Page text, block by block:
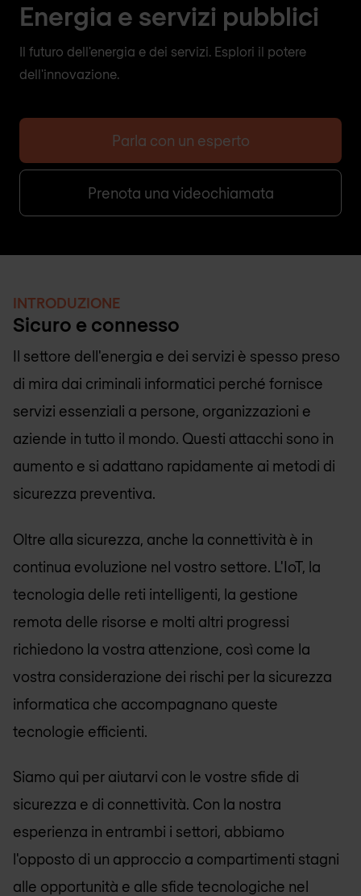
Energia e servizi pubblici
Il futuro dell'energia e dei servizi. Esplori il potere
dell'innovazione.
Parla con un esperto
Prenota una videochiamata
INTRODUZIONE
Sicuro e connesso
Il settore dell'energia e dei servizi è spesso preso
di mira dai criminali informatici perché fornisce
servizi essenziali a persone, organizzazioni e
aziende in tutto il mondo. Questi attacchi sono in
aumento e si adattano rapidamente ai metodi di
sicurezza preventiva.
Oltre alla sicurezza, anche la connettività è in
continua evoluzione nel vostro settore. L'IoT, la
tecnologia delle reti intelligenti, la gestione
remota delle risorse e molti altri progressi
richiedono la vostra attenzione, così come la
vostra considerazione dei rischi per la sicurezza
informatica che accompagnano queste
tecnologie efficienti.
Siamo qui per aiutarvi con le vostre sfide di
sicurezza e di connettività. Con la nostra
esperienza in entrambi i settori, abbiamo
l'opposto di un approccio a compartimenti stagni
alle opportunità e alle sfide tecnologiche nel